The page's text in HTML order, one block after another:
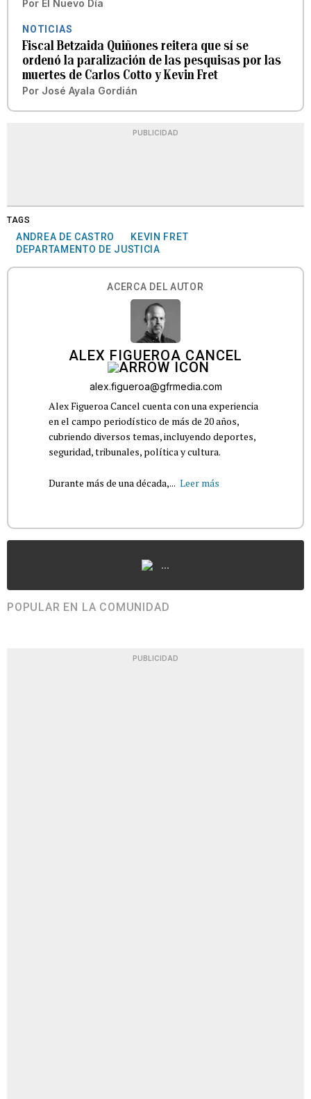
Por El Nuevo Día
NOTICIAS
Fiscal Betzaida Quiñones reitera que sí se
ordenó la paralización de las pesquisas por las
muertes de Carlos Cotto y Kevin Fret
Por José Ayala Gordián
PUBLICIDAD
TAGS
ANDREA DE CASTRO
KEVIN FRET
DEPARTAMENTO DE JUSTICIA
ACERCA DEL AUTOR
ALEX FIGUEROA CANCEL
alex.figueroa@gfrmedia.com
Alex Figueroa Cancel cuenta con una experiencia
en el campo periodístico de más de 20 años,
cubriendo diversos temas, incluyendo deportes,
seguridad, tribunales, política y cultura.
Durante más de una década,... Leer más
...
POPULAR EN LA COMUNIDAD
PUBLICIDAD